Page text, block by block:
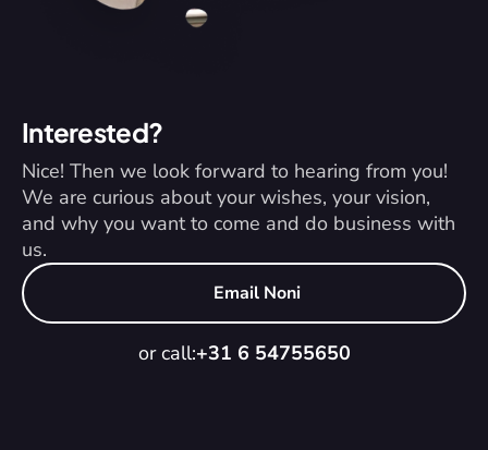
Interested?
Nice! Then we look forward to hearing from you!
We are curious about your wishes, your vision,
and why you want to come and do business with
us.
Email Noni
or call:+31 6 54755650